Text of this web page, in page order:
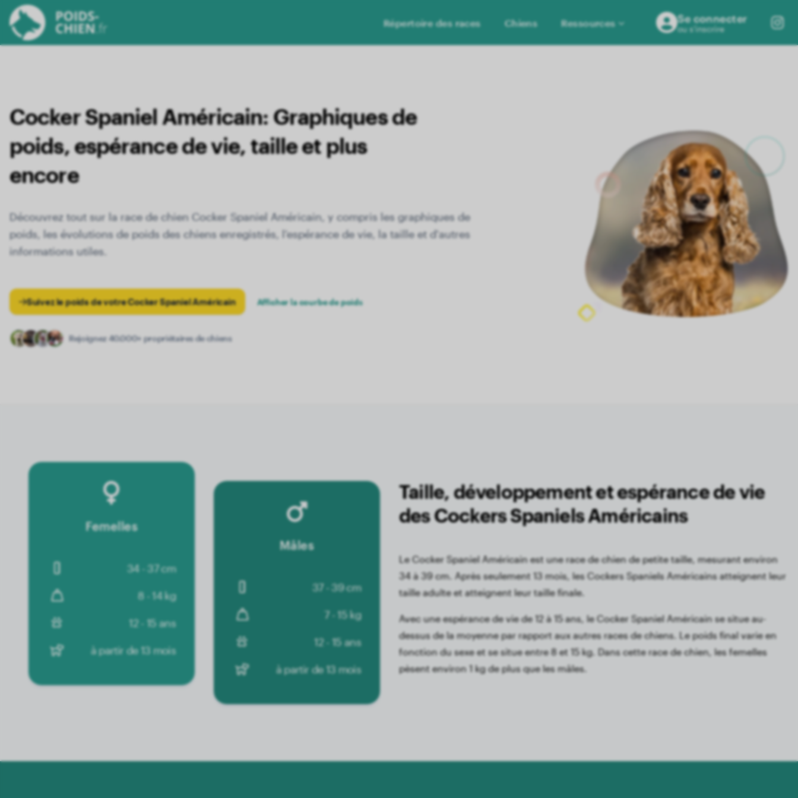
Répertoire des races Chiens Ressources Se connecter
ou s'inscrire
Cocker Spaniel Américain:Graphiques de
poids, espérance de vie, taille et plus
encore
Découvrez tout sur la race de chien Cocker Spaniel Américain, y compris les graphiques de
poids, les évolutions de poids des chiens enregistrés, l'espérance de vie, la taille et d'autres
informations utiles.
Suivez le poids de votre Cocker Spaniel Américain Afficher la courbe de poids
Rejoignez 40.000+ propriétaires de chiens
Femelles
34 - 37 cm
8 - 14 kg
12 - 15 ans
à partir de 13 mois
Mâles
37 - 39 cm
7 - 15 kg
12 - 15 ans
à partir de 13 mois
Taille, développement et espérance de vie
des Cockers Spaniels Américains
Le Cocker Spaniel Américain est une race de chien de petite taille, mesurant environ
34 à 39 cm. Après seulement 13 mois, les Cockers Spaniels Américains atteignent leur
taille adulte et atteignent leur taille finale.
Avec une espérance de vie de 12 à 15 ans, le Cocker Spaniel Américain se situe au-
dessus de la moyenne par rapport aux autres races de chiens. Le poids final varie en
fonction du sexe et se situe entre 8 et 15 kg. Dans cette race de chien, les femelles
pèsent environ 1 kg de plus que les mâles.